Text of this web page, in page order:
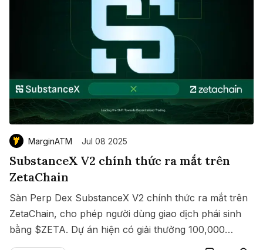
MarginATM Jul 08 2025
SubstanceX V2 chính thức ra mắt trên
ZetaChain
Sàn Perp Dex SubstanceX V2 chính thức ra mắt trên
ZetaChain, cho phép người dùng giao dịch phái sinh
bằng $ZETA. Dự án hiện có giải thưởng 100,000
$ZETA diễn ra từ 8 đến 15/07/2025.
SaveCopy link